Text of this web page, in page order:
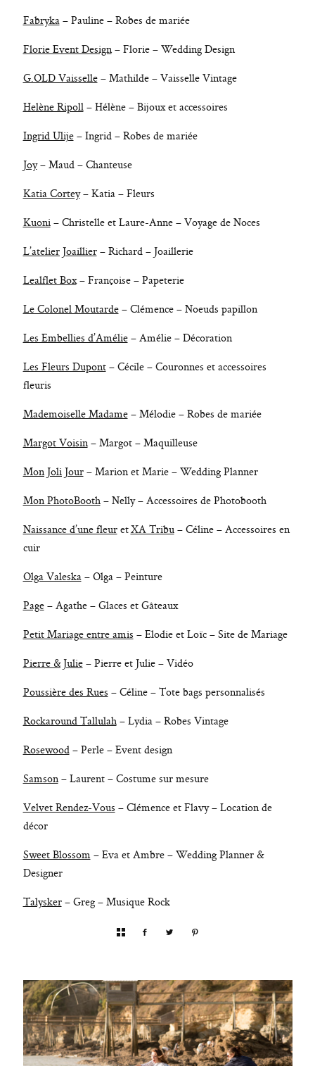
Fabryka– Pauline – Robes de mariée
Florie Event Design– Florie – Wedding Design
G.OLD Vaisselle– Mathilde – Vaisselle Vintage
Helène Ripoll– Hélène – Bijoux et accessoires
Ingrid Ulije– Ingrid – Robes de mariée
Joy– Maud – Chanteuse
Katia Cortey– Katia – Fleurs
Kuoni– Christelle et Laure-Anne – Voyage de Noces
L’atelier Joaillier– Richard – Joaillerie
Lealflet Box– Françoise – Papeterie
Le Colonel Moutarde– Clémence – Noeuds papillon
Les Embellies d’Amélie– Amélie – Décoration
Les Fleurs Dupont– Cécile – Couronnes et accessoires
fleuris
Mademoiselle Madame– Mélodie – Robes de mariée
Margot Voisin– Margot – Maquilleuse
Mon Joli Jour– Marion et Marie – Wedding Planner
Mon PhotoBooth– Nelly – Accessoires de Photobooth
Naissance d’une fleuretXA Tribu– Céline – Accessoires en
cuir
Olga Valeska– Olga – Peinture
Page– Agathe – Glaces et Gâteaux
Petit Mariage entre amis – Elodie et Loïc – Site de Mariage
Pierre & Julie– Pierre et Julie – Vidéo
Poussière des Rues – Céline – Tote bags personnalisés
Rockaround Tallulah– Lydia – Robes Vintage
Rosewood– Perle – Event design
Samson– Laurent – Costume sur mesure
Velvet Rendez-Vous – Clémence et Flavy – Location de
décor
Sweet Blossom– Eva et Ambre – Wedding Planner &
Designer
Talysker– Greg – Musique Rock